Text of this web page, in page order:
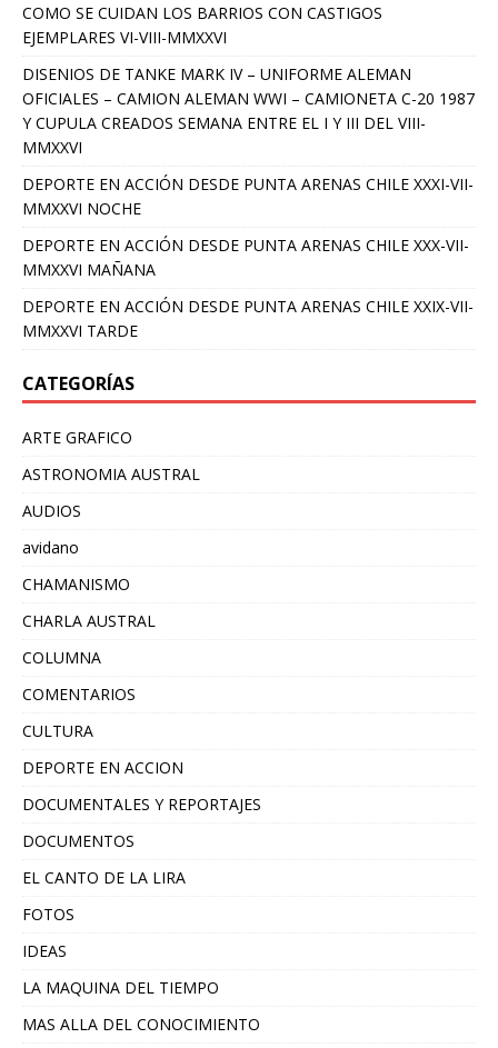
COMO SE CUIDAN LOS BARRIOS CON CASTIGOS
EJEMPLARES VI-VIII-MMXXVI
DISENIOS DE TANKE MARK IV – UNIFORME ALEMAN
OFICIALES – CAMION ALEMAN WWI – CAMIONETA C-20 1987
Y CUPULA CREADOS SEMANA ENTRE EL I Y III DEL VIII-
MMXXVI
DEPORTE EN ACCIÓN DESDE PUNTA ARENAS CHILE XXXI-VII-
MMXXVI NOCHE
DEPORTE EN ACCIÓN DESDE PUNTA ARENAS CHILE XXX-VII-
MMXXVI MAÑANA
DEPORTE EN ACCIÓN DESDE PUNTA ARENAS CHILE XXIX-VII-
MMXXVI TARDE
CATEGORÍAS
ARTE GRAFICO
ASTRONOMIA AUSTRAL
AUDIOS
avidano
CHAMANISMO
CHARLA AUSTRAL
COLUMNA
COMENTARIOS
CULTURA
DEPORTE EN ACCION
DOCUMENTALES Y REPORTAJES
DOCUMENTOS
EL CANTO DE LA LIRA
FOTOS
IDEAS
LA MAQUINA DEL TIEMPO
MAS ALLA DEL CONOCIMIENTO